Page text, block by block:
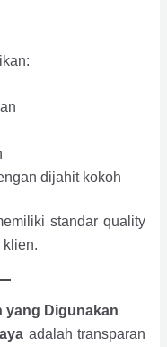
dijahit kokoh
standar quality
klien.
yang Digunakan
adalah transparan